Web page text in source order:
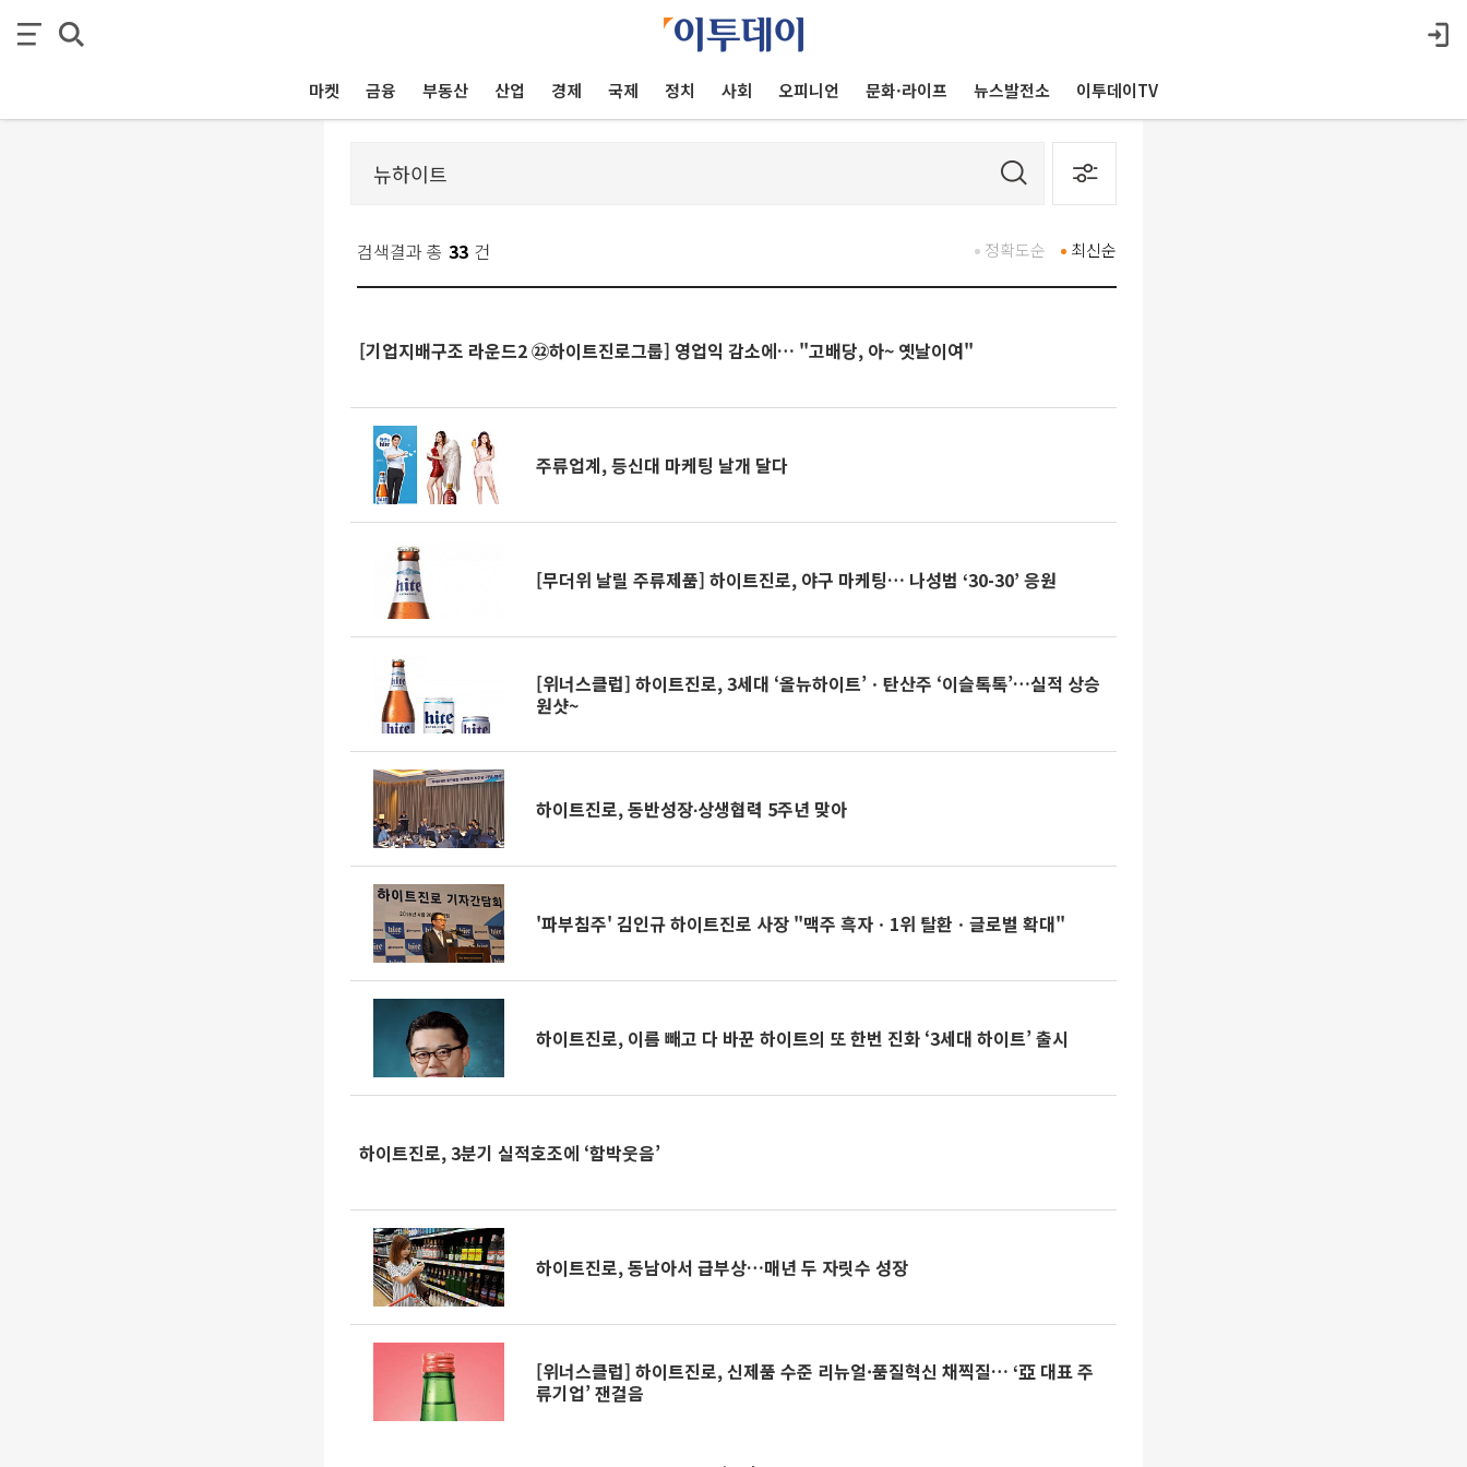
마켓 금융 부동산 산업 경제 국제 정치 사회 오피니언 문화·라이프 뉴스발전소 이투데이TV
검색결과 총 33 건 최신순
정확도순
[기업지배구조 라운드2 ㉒하이트진로그룹] 영업익 감소에… "고배당, 아~ 옛날이여"
주류업계, 등신대 마케팅 날개 달다
[무더위 날릴 주류제품] 하이트진로, 야구 마케팅… 나성범 ‘30-30’ 응원
[위너스클럽] 하이트진로, 3세대 ‘올뉴하이트’ㆍ탄산주 ‘이슬톡톡’…실적 상승
원샷~
하이트진로, 동반성장∙상생협력 5주년 맞아
'파부침주' 김인규 하이트진로 사장 "맥주 흑자ㆍ1위 탈환ㆍ글로벌 확대"
하이트진로, 이름 빼고 다 바꾼 하이트의 또 한번 진화 ‘3세대 하이트’ 출시
하이트진로, 3분기 실적호조에 ‘함박웃음’
하이트진로, 동남아서 급부상…매년 두 자릿수 성장
[위너스클럽] 하이트진로, 신제품 수준 리뉴얼·품질혁신 채찍질… ‘亞 대표 주
류기업’ 잰걸음